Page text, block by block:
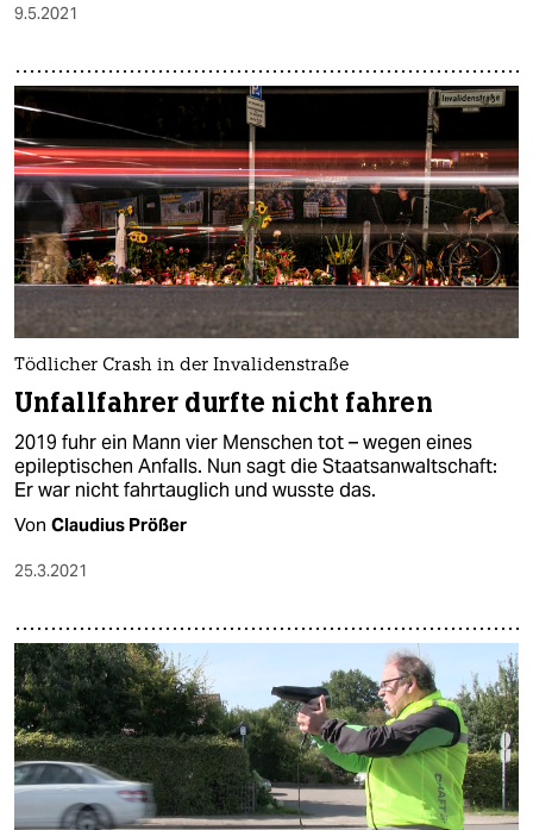
9.5.2021
Tödlicher Crash in der Invalidenstraße
Unfallfahrer durfte nicht fahren
2019 fuhr ein Mann vier Menschen tot – wegen eines
epileptischen Anfalls. Nun sagt die Staatsanwaltschaft:
Er war nicht fahrtauglich und wusste das.
Von Claudius Prößer
25.3.2021